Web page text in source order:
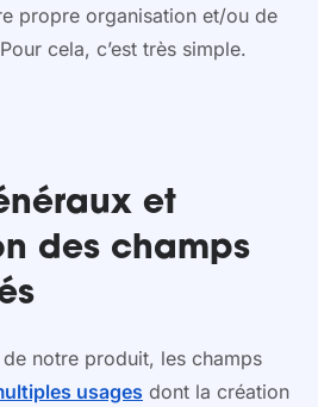
propre organisation et/ou de
cela, c’est très simple.
et
des champs
notre produit, les champs
usages dont la création